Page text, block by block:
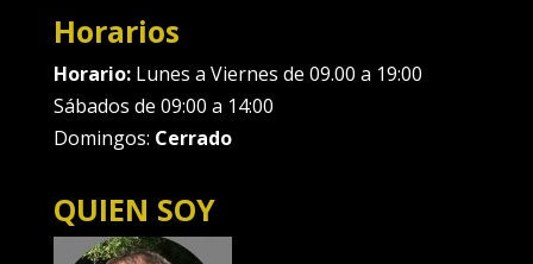
Horarios
Horario:Lunes a Viernes de 09.00 a 19:00
Sábados de 09:00 a 14:00
Domingos: Cerrado
QUIEN SOY